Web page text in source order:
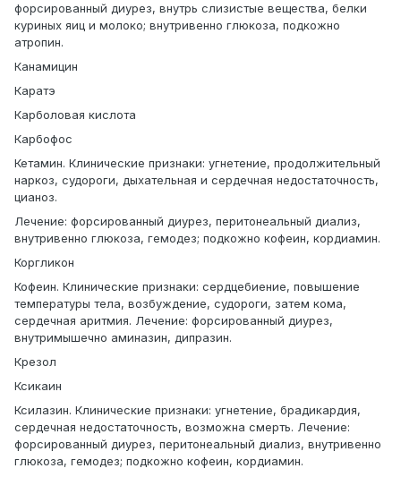
форсированный диурез, внутрь слизистые вещества, белки
куриных яиц и молоко; внутривенно глюкоза, подкожно
атропин.
Канамицин
Каратэ
Карболовая кислота
Карбофос
Кетамин. Клинические признаки: угнетение, продолжительный
наркоз, судороги, дыхательная и сердечная недостаточность,
цианоз.
Лечение: форсированный диурез, перитонеальный диализ,
внутривенно глюкоза, гемодез; подкожно кофеин, кордиамин.
Коргликон
Кофеин. Клинические признаки: сердцебиение, повышение
температуры тела, возбуждение, судороги, затем кома,
сердечная аритмия. Лечение: форсированный диурез,
внутримышечно аминазин, дипразин.
Крезол
Ксикаин
Ксилазин. Клинические признаки: угнетение, брадикардия,
сердечная недостаточность, возможна смерть. Лечение:
форсированный диурез, перитонеальный диализ, внутривенно
глюкоза, гемодез; подкожно кофеин, кордиамин.